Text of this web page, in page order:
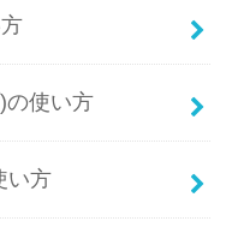
の使い方
い方